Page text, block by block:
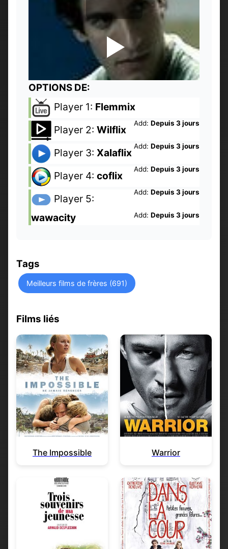
OPTIONS DE:
Player 1: Flemmix
Add: Depuis 3 jours
Player 2: Wilflix
Add: Depuis 3 jours
Player 3: Xalaflix
Add: Depuis 3 jours
Player 4: coflix
Add: Depuis 3 jours
Player 5:
wawacity
Add: Depuis 3 jours
Tags
Meilleurs films de frères (691)
Films liés
The Impossible Warrior